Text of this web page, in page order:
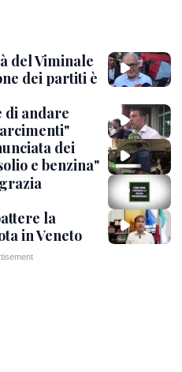
del Viminale
dei partiti è
di andare
dei
e benzina"
la
in Veneto